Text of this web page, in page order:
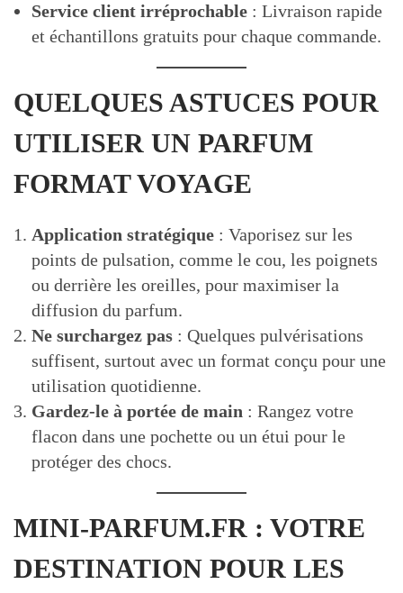
Service client irréprochable : Livraison rapide
et échantillons gratuits pour chaque commande.
QUELQUES ASTUCES POUR
UTILISER UN PARFUM
FORMAT VOYAGE
Application stratégique : Vaporisez sur les
points de pulsation, comme le cou, les poignets
ou derrière les oreilles, pour maximiser la
diffusion du parfum.
Ne surchargez pas : Quelques pulvérisations
suffisent, surtout avec un format conçu pour une
utilisation quotidienne.
Gardez-le à portée de main : Rangez votre
flacon dans une pochette ou un étui pour le
protéger des chocs.
MINI-PARFUM.FR : VOTRE
DESTINATION POUR LES